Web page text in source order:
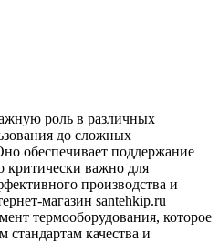
роль в различных
до сложных
обеспечивает поддержание
критически важно для
производства и
магазин santehkip.ru
термооборудования, которое
стандартам качества и